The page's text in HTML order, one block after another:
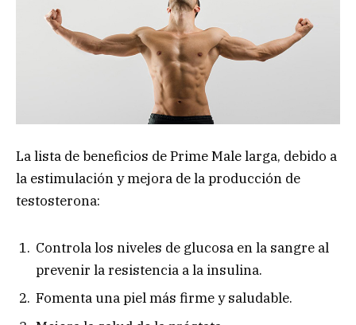
La lista de beneficios de Prime Male larga, debido a
la estimulación y mejora de la producción de
testosterona:
Controla los niveles de glucosa en la sangre al
prevenir la resistencia a la insulina.
Fomenta una piel más firme y saludable.